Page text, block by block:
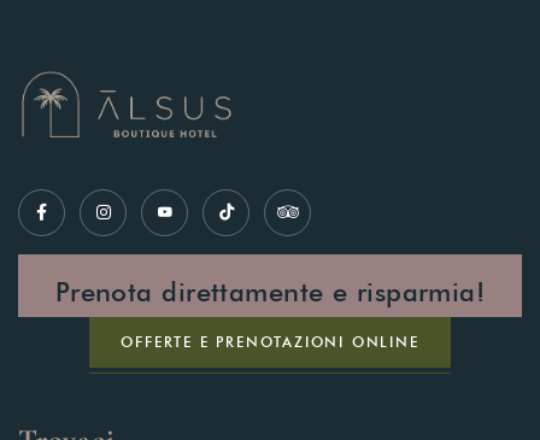
Prenota direttamente e risparmia!
OFFERTE E PRENOTAZIONI ONLINE